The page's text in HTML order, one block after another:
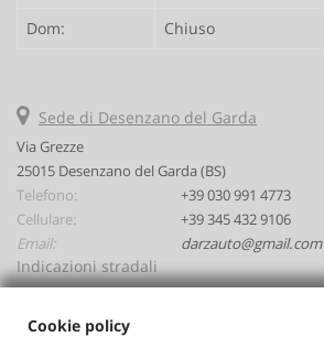
Dom:
Chiuso
Sede di Desenzano del Garda
Via Grezze
25015 Desenzano del Garda (BS)
Telefono:
+39 030 991 4773
Cellulare:
+39 345 432 9106
Email:
darzauto@gmail.com
Indicazioni stradali
Cookie policy